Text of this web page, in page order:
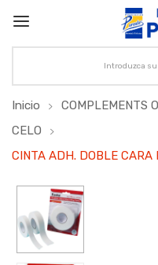
Inicio COMPLEMENTS
CELO
CINTA ADH. DOBLE